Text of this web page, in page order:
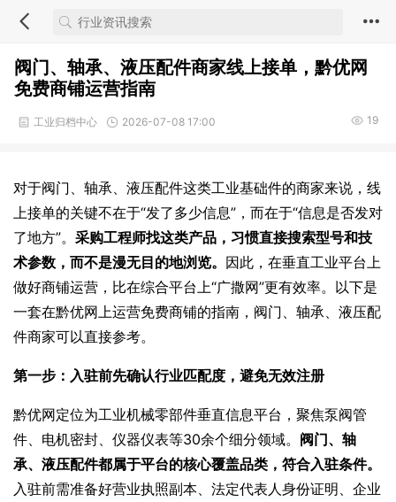
阀门、轴承、液压配件商家线上接单，黔优网
免费商铺运营指南
工业归档中心 2026-07-08 17:00 19
对于阀门、轴承、液压配件这类工业基础件的商家来说，线
上接单的关键不在于“发了多少信息”，而在于“信息是否发对
了地方”。 采购工程师找这类产品，习惯直接搜索型号和技
术参数，而不是漫无目的地浏览。 因此，在垂直工业平台上
做好商铺运营，比在综合平台上“广撒网”更有效率。以下是
一套在黔优网上运营免费商铺的指南，阀门、轴承、液压配
件商家可以直接参考。
第一步：入驻前先确认行业匹配度，避免无效注册
黔优网定位为工业机械零部件垂直信息平台，聚焦泵阀管
件、电机密封、仪器仪表等30余个细分领域。 阀门、轴
承、液压配件都属于平台的核心覆盖品类，符合入驻条件。
入驻前需准备好营业执照副本、法定代表人身份证明、企业